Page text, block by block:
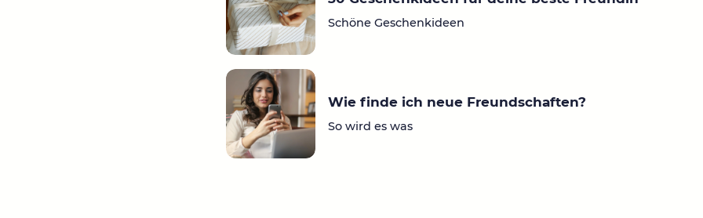
Schöne Geschenkideen
Wie finde ich neue Freundschaften?
So wird es was